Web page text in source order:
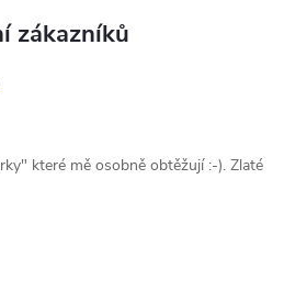
zákazníků
které mě osobně obtěžují :-). Zlaté